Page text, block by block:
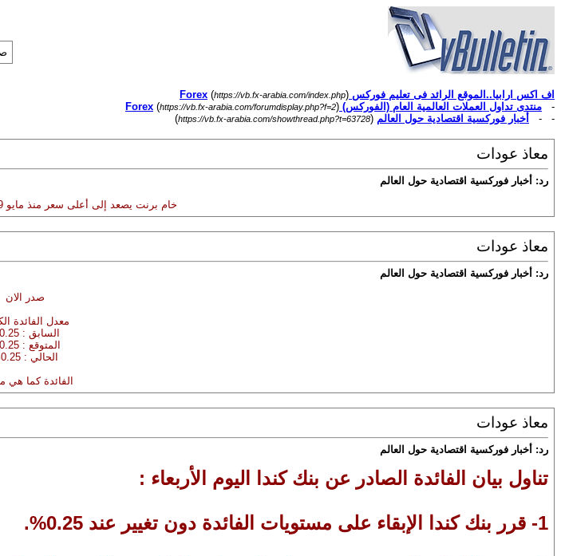
اف اكس ارابيا..الموقع الرائد فى تعليم فوركس Forex (https://vb.fx-arabia.com/index.php)
- منتدى تداول العملات العالمية العام (الفوركس) Forex (https://vb.fx-arabia.com/forumdisplay.php?f=2)
- -
أخبار فوركسية اقتصادية حول العالم (
https://vb.fx-arabia.com/showthread.php?t=63728
)
معاذ عودات
رد: أخبار فوركسية اقتصادية حول العالم
خام برنت يصعد إلى أعلى سعر منذ مايو 2019 عند 72.72 دولارا للبرميل
معاذ عودات
رد: أخبار فوركسية اقتصادية حول العالم
صدر الان
معدل الفائدة
السابق : 0.25%
المتوقع : 0.25%
الحالي : 0.25%
الفائدة كما هي
معاذ عودات
رد: أخبار فوركسية اقتصادية حول العالم
تناول بيان الفائدة الصادر عن بنك كندا اليوم الأربعاء :
1- قرر بنك كندا الإبقاء على مستويات الفائدة دون تغيير عند 0.25%.